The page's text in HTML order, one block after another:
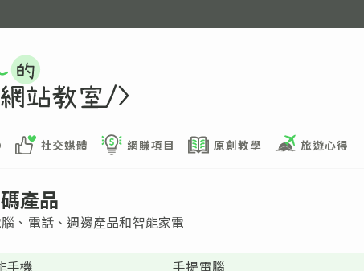
社交媒體 網賺項目 原創教學 旅遊心得
產品
、電話、週邊產品和智能家電
手機 手提電腦